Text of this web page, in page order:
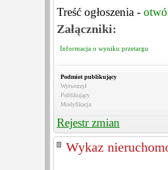
Treść ogłoszenia -
Załączniki:
Informacja o wyniku przetargu
Podmiot publikujący
Wytworzył
Publikujący
Modyfikacja
Rejestr zmian
Wykaz